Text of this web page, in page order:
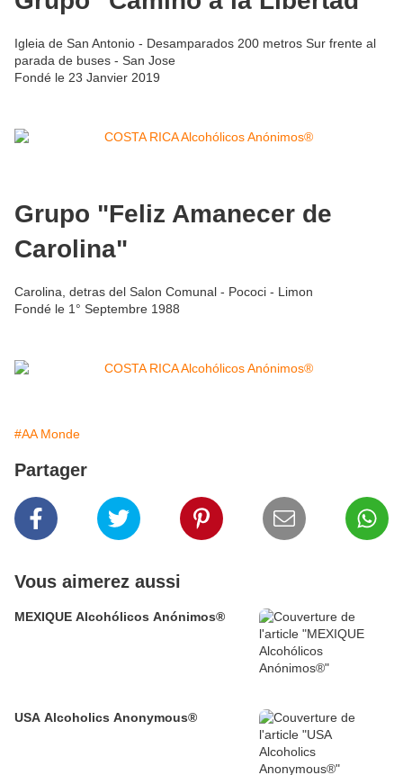
Igleia de San Antonio - Desamparados 200 metros Sur frente al
parada de buses - San Jose
Fondé le 23 Janvier 2019
Grupo "Feliz Amanecer de
Carolina"
Carolina, detras del Salon Comunal - Pococi - Limon
Fondé le 1° Septembre 1988
#AA Monde
Partager
Vous aimerez aussi
MEXIQUE Alcohólicos Anónimos®
USA Alcoholics Anonymous®